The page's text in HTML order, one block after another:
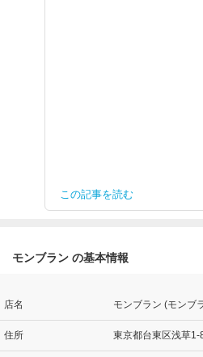
この記事を読む
モンブラン の基本情報
店名 モンブラン (モンブ
住所 東京都台東区浅草